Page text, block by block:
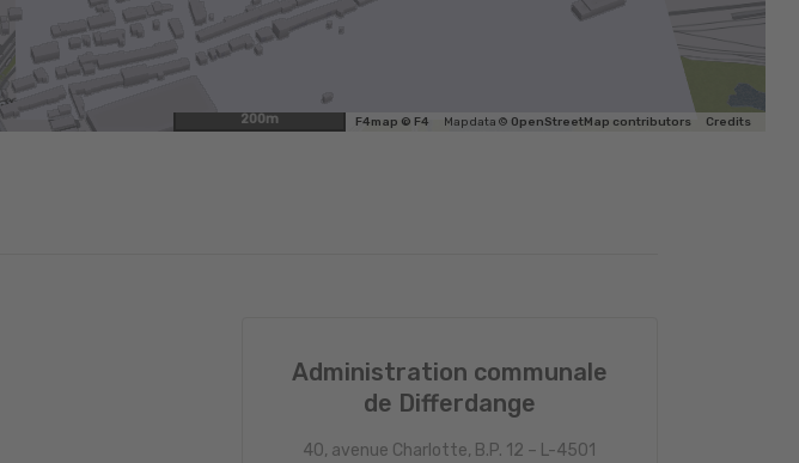
200m F4map © F4 Map data © OpenStreetMap contributors Credits
Administration communale
de Differdange
40, avenue Charlotte, B.P. 12 – L-4501